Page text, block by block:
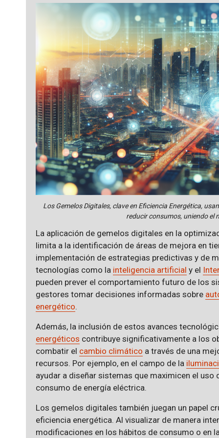
Los Gemelos Digitales, clave en Eficiencia Energética,
reducir consumos, uniendo el
La aplicación de gemelos digitales en la
limita a la identificación de áreas de mejora en
implementación de estrategias predictivas y de
tecnologías como la inteligencia artificial y el
pueden prever el comportamiento futuro de los
gestores tomar decisiones informadas sobre
energético.
Además, la inclusión de estos avances
energéticos contribuye significativamente a los
combatir el cambio climático a través de una
recursos. Por ejemplo, en el campo de la
ayudar a diseñar sistemas que maximicen el uso
consumo de energía eléctrica.
Los gemelos digitales también juegan un papel
eficiencia energética. Al visualizar de manera
modificaciones en los hábitos de consumo o en